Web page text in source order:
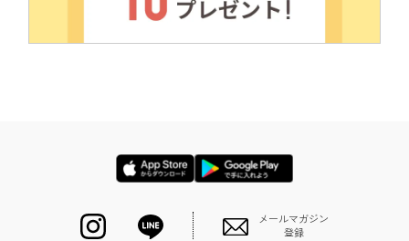
メールマガジン
登録